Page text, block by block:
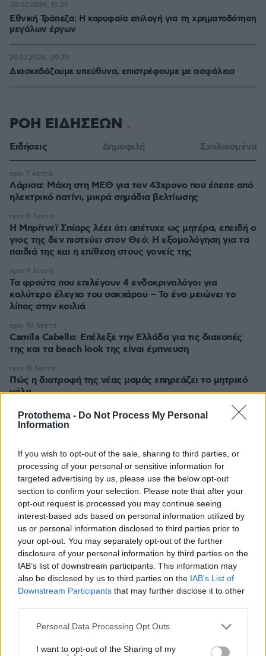
Protothema - Do Not Process My Personal
Information
If you wish to opt-out of the sale, sharing to third parties, or
processing of your personal or sensitive information for
targeted advertising by us, please use the below opt-out
section to confirm your selection. Please note that after your
opt-out request is processed you may continue seeing
interest-based ads based on personal information utilized by
us or personal information disclosed to third parties prior to
your opt-out. You may separately opt-out of the further
disclosure of your personal information by third parties on the
IAB’s list of downstream participants. This information may
also be disclosed by us to third parties on the IAB’s List of
Downstream Participants that may further disclose it to other
Please note that this website/app uses one or more Google
not limited to your visit or usage behaviour. You may click to
Personal Data Processing Opt Outs
I want to opt-out of the Sharing of my
Εθνική Τράπεζα: Η κορυφαία επιλογή για τη χρηματοδότηση
μεγάλων έργων
30.07.2026, 15:25
Διασκεδάζουμε υπεύθυνα, επιστρέφουμε με ασφάλεια
29.07.2026, 09:39
ΡΟΗ ΕΙΔΗΣΕΩΝ
Ειδήσεις Δημοφιλή Σχολιασμένα
Λάρισα: Μάχη στη ΜΕΘ για τον 43χρονο που έπεσε από
ηλεκτρικό πατίνι, μικρά σημάδια βελτίωσης
πριν 7 λεπτά
Η Μπρίτνεϊ Σπίαρς λέει ότι απέτυχε ως μητέρα, επειδή ο
γιος της δεν πιστεύει στον Θεό: Η εξομολόγηση για τα
παιδιά της και η επίθεση στους γονείς της
πριν 8 λεπτά
Τα φρούτα που επιλέγουν 4 ενδοκρινολόγοι για
καλύτερο έλεγχο του σακχάρου – Το ένα μειώνει το
λίπος στην κοιλιά
πριν 9 λεπτά
Camila Cabello: Επέλεξε την Ελλάδα για τις διακοπές
της και τα beach look της είναι έμπνευση
πριν 10 λεπτά
Πώς η διατροφή της νέας μαμάς επηρεάζει το μητρικό
γάλα
πριν 11 λεπτά
Είδατε αστερίες στη θάλασσα; Γιατί δεν πρέπει να τους
πριν 17 λεπτά
Η επόμενη μέρα του τουρισμού μετά τις πυρκαγιές στο
Ρέθυμνο , η εικόνα σε Πρέβελη και Άγιο Βασίλειο
πριν 20 λεπτά
Διακοπές και με νέο κόλπο οι κλέφτες αυτοκινήτων - Τι
κάνουν;
πριν 20 λεπτά
«Έχουμε και Λέμε»: Τα μεγάλα μπερδέματα του έρωτα
πριν 27 λεπτά
Αθλητικές μεταδόσεις: Πού θα δείτε τα φιλικά ΑΕΚ,
Άρη και Κηφισιάς - Όλο το πρόγραμμα
πριν 32 λεπτά
ΔΕΙΤΕ ΟΛΕΣ ΤΙΣ ΕΙΔΗΣΕΙΣ